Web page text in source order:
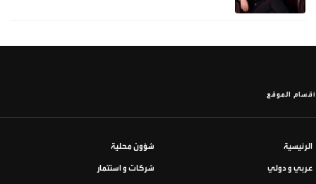
أقسام الموقع
الرئيسية شؤون محلية
عربي و دولي شركات و استثمار